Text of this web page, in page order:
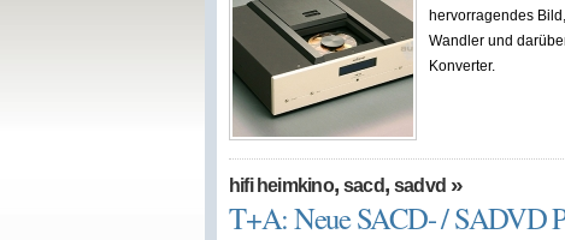
hervorragendes
Wandler und
Konverter.
hifi heimkino, sacd, sadvd »
T+A: Neue SACD- / SADVD